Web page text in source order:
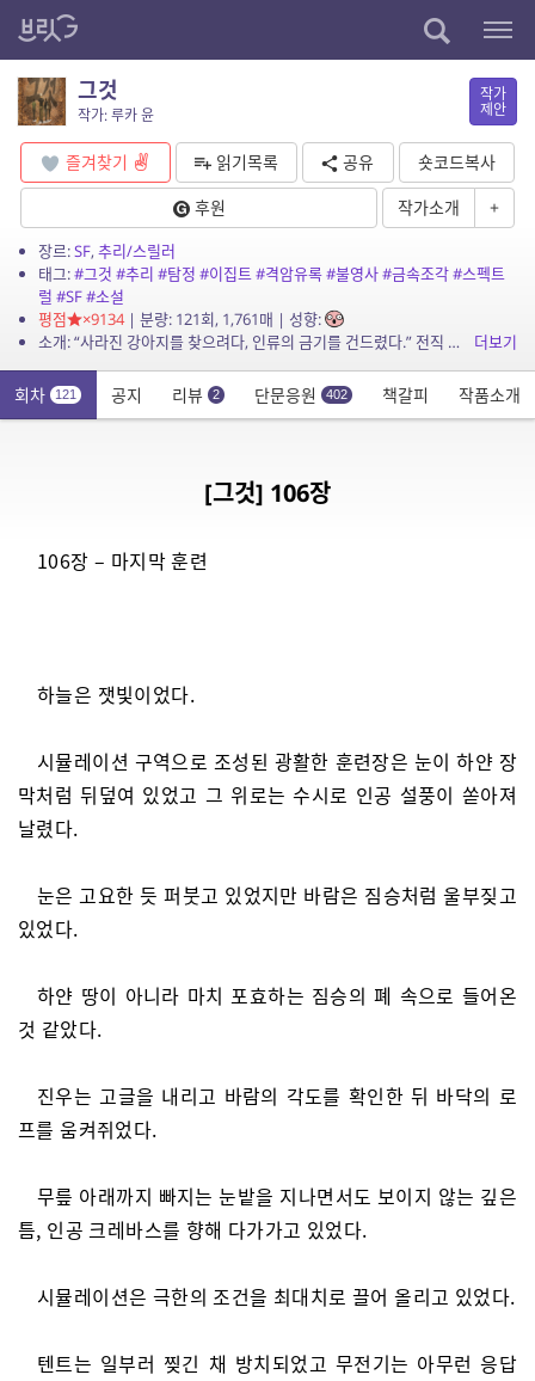
그것
작가: 루카 윤
작가
제안
즐겨찾기 읽기목록 공유
숏코드복사
후원
작가소개 +
장르:SF,추리/스릴러
태그:#그것 #추리 #탐정 #이집트#격암유록#불영사#금속조각#스펙트
럴 #SF#소설
평점
×9134| 분량: 121회, 1,761매 | 성향:
소개: “사라진 강아지를 찾으려다, 인류의 금기를 건드렸다.” 전직 형사 하진우는 실종된 웰시코기 ‘콩비’를 수색하던 중, 낙산공원에서 기이한 탄흔과 함께 정체불명의...
더보기
회차 121 공지 리뷰 2 단문응원 402 책갈피 작품소개
[그것] 106장
106장 – 마지막 훈련
하늘은 잿빛이었다.
시뮬레이션 구역으로 조성된 광활한 훈련장은 눈이 하얀 장
막처럼 뒤덮여 있었고 그 위로는 수시로 인공 설풍이 쏟아져
날렸다.
눈은 고요한 듯 퍼붓고 있었지만 바람은 짐승처럼 울부짖고
있었다.
하얀 땅이 아니라 마치 포효하는 짐승의 폐 속으로 들어온
것 같았다.
진우는 고글을 내리고 바람의 각도를 확인한 뒤 바닥의 로
프를 움켜쥐었다.
무릎 아래까지 빠지는 눈밭을 지나면서도 보이지 않는 깊은
틈, 인공 크레바스를 향해 다가가고 있었다.
시뮬레이션은 극한의 조건을 최대치로 끌어 올리고 있었다.
텐트는 일부러 찢긴 채 방치되었고 무전기는 아무런 응답